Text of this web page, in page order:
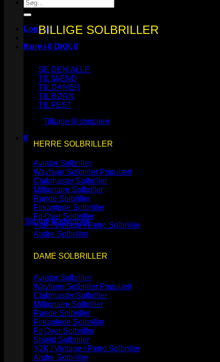
efter:
Log ind
Kurv /0 DKK 0
Ingen varer i kurven.
Tilbage til shoppen
0
Kurv
Ingen varer i kurven.
Tilbage til shoppen
BILLIGE SOLBRILLER
SE DEM ALLE
TIL MÆND
TIL DAMER
TIL BØRN
TIL FEST
HERRE SOLBRILLER
Aviator Solbriller
Wayfarer Solbriller
Clubmaster Solbriller
Millionaire Solbriller
Runde Solbriller
Firkantede Solbriller
Fit Over Solbriller
Y2K / Vintage / Retro Solbriller
Andre Solbriller
DAME SOLBRILLER
Aviator Solbriller
Wayfarer Solbriller
Clubmaster Solbriller
Millionaire Solbriller
Runde Solbriller
Firkantede Solbriller
Fit Over Solbriller
Shield Solbriller
Y2K / Vintage / Retro Solbriller
Andre Solbriller